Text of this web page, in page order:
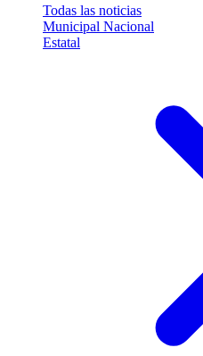
Todas las noticias
Municipal Nacional
Estatal